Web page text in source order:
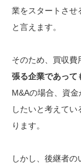
業をスタートさせ
と言えます。
そのため、買収費
張る企業であって
M&Aの場合、資
したいと考えて
ります。
しかし、 後継者の